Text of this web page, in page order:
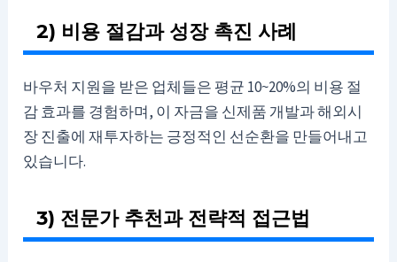
2) 비용 절감과 성장 촉진 사례
바우처 지원을 받은 업체들은 평균 10~20%의 비용 절
감 효과를 경험하며, 이 자금을 신제품 개발과 해외시
장 진출에 재투자하는 긍정적인 선순환을 만들어내고
있습니다.
3) 전문가 추천과 전략적 접근법